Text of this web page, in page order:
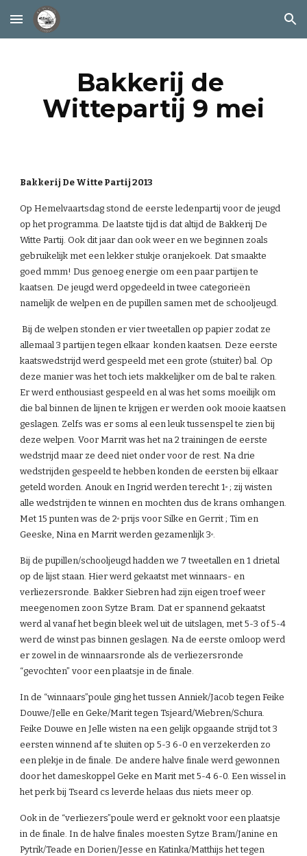
Skip to main content Skip to navigation
Bakkerij de
Wittepartij 9 mei
Bakkerij De Witte Partij 2013
Op Hemelvaartsdag stond de eerste ledenpartij voor de jeugd
op het programma. De laatste tijd is dat altijd de Bakkerij De
Witte Partij. Ook dit jaar dan ook weer en we beginnen zoals
gebruikelijk met een lekker stukje oranjekoek. Dat smaakte
goed mmm! Dus genoeg energie om een paar partijen te
kaatsen. De jeugd werd opgedeeld in twee categorieën
namelijk de welpen en de pupillen samen met de schooljeugd.
Bij de welpen stonden er vier tweetallen op papier zodat ze
allemaal 3 partijen tegen elkaar  konden kaatsen. Deze eerste
kaatswedstrijd werd gespeeld met een grote (stuiter) bal. Op
deze manier was het toch iets makkelijker om de bal te raken.
Er werd enthousiast gespeeld en al was het soms moeilijk om
die bal binnen de lijnen te krijgen er werden ook mooie kaatsen
geslagen. Zelfs was er soms al een leuk tussenspel te zien bij
deze welpen. Voor Marrit was het na 2 trainingen de eerste
wedstrijd maar ze deed niet onder voor de rest. Na drie
wedstrijden gespeeld te hebben konden de eersten bij elkaar
geteld worden. Anouk en Ingrid werden terecht 1e ; zij wisten
alle wedstrijden te winnen en mochten dus de krans omhangen.
Met 15 punten was de 2e prijs voor Silke en Gerrit ; Tim en
Geeske, Nina en Marrit werden gezamenlijk 3e.
Bij de pupillen/schooljeugd hadden we 7 tweetallen en 1 drietal
op de lijst staan. Hier werd gekaatst met winnaars- en
verliezersronde. Bakker Siebren had zijn eigen troef weer
meegenomen zoon Sytze Bram. Dat er spannend gekaatst
werd al vanaf het begin bleek wel uit de uitslagen, met 5-3 of 5-4
werd de winst pas binnen geslagen. Na de eerste omloop werd
er zowel in de winnaarsronde als de verliezersronde
“gevochten” voor een plaatsje in de finale.
In de “winnaars”poule ging het tussen Anniek/Jacob tegen Feike
Douwe/Jelle en Geke/Marit tegen Tsjeard/Wiebren/Schura.
Feike Douwe en Jelle wisten na een gelijk opgaande strijd tot 3
eersten winnend af te sluiten op 5-3 6-0 en verzekerden zo
een plekje in de finale. De andere halve finale werd gewonnen
door het dameskoppel Geke en Marit met 5-4 6-0. Een wissel in
het perk bij Tseard cs leverde helaas dus niets meer op.
Ook in de “verliezers”poule werd er geknokt voor een plaatsje
in de finale. In de halve finales moesten Sytze Bram/Janine en
Pytrik/Teade en Dorien/Jesse en Katinka/Matthijs het tegen